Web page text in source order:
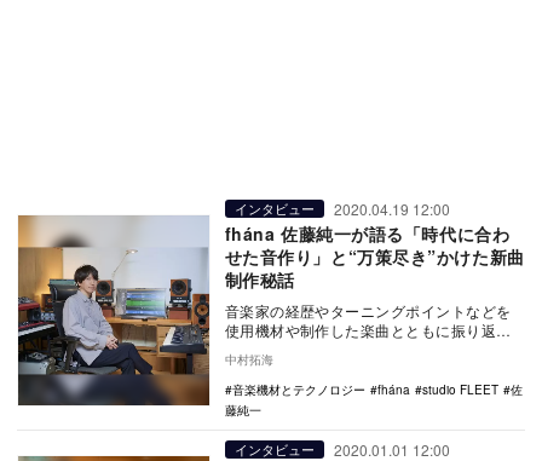
インタビュー 2020.04.19 12:00
fhána 佐藤純一が語る「時代に合わ
せた音作り」と“万策尽き”かけた新曲
制作秘話
音楽家の経歴やターニングポイントなどを
使用機材や制作した楽曲とともに振り返る
連載「音楽機材とテクノロジー」。第六回
はfhánaの…
中村拓海
音楽機材とテクノロジー
fhána studio FLEET
佐
藤純一
インタビュー 2020.01.01 12:00